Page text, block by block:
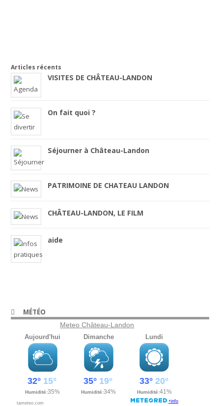
Articles récents
VISITES DE CHÂTEAU-LANDON
On fait quoi ?
Séjourner à Château-Landon
PATRIMOINE DE CHATEAU LANDON
CHÂTEAU-LANDON, LE FILM
aide
MÉTÉO
Meteo Château-Landon